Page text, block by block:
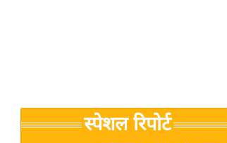
Breaking
News in
जगत
स्पेशल रिपोर्ट